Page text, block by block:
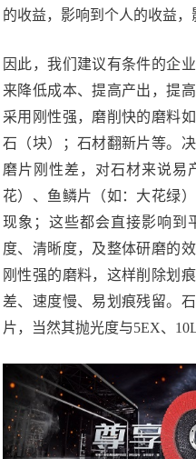
的收益，影响到个人的收益，
因此，我们建议有条件的企
来降低成本、提高产出，提
采用刚性强，磨削快的磨料
石（块）；石材翻新片等。
磨片刚性差，对石材来说易
花）、鱼鳞片（如：大花绿
现象；这些都会直接影响到
度、清晰度，及整体研磨的
刚性强的磨料，这样削除划
差、速度慢、易划痕残留。
片，当然其抛光度与5EX、